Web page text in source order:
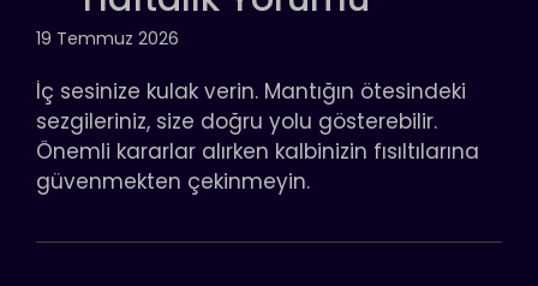
19 Temmuz 2026
İç sesinize kulak verin. Mantığın ötesindeki
sezgileriniz, size doğru yolu gösterebilir.
Önemli kararlar alırken kalbinizin fısıltılarına
güvenmekten çekinmeyin.